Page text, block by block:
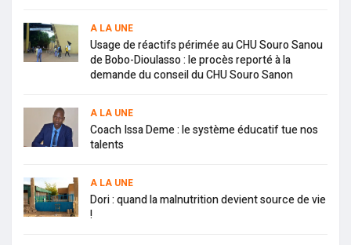
A LA UNE
Usage de réactifs périmée au CHU Souro Sanou
de Bobo-Dioulasso : le procès reporté à la
demande du conseil du CHU Souro Sanon
A LA UNE
Coach Issa Deme : le système éducatif tue nos
talents
A LA UNE
Dori : quand la malnutrition devient source de vie
!